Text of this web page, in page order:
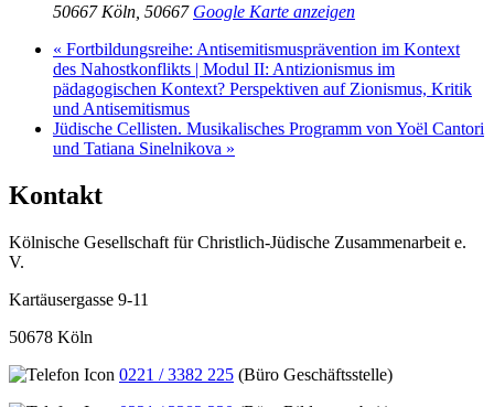
50667 Köln 50667 Google Karte anzeigen
« Fortbildungsreihe: Antisemitismusprävention im Kontext
des Nahostkonflikts | Modul II: Antizionismus im
pädagogischen Kontext? Perspektiven auf Zionismus, Kritik
und Antisemitismus
Jüdische Cellisten. Musikalisches Programm von Yoël Cantori
und Tatiana Sinelnikova »
Kontakt
Kölnische Gesellschaft für Christlich-Jüdische Zusammenarbeit e.
V.
Kartäusergasse 9-11
50678 Köln
0221 / 3382 225 (Büro Geschäftsstelle)